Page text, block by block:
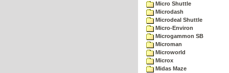
Micro Shuttle
Microdash
Microdeal Shuttle
Micro-Environ
Microgammon SB
Microman
Microworld
Microx
Midas Maze